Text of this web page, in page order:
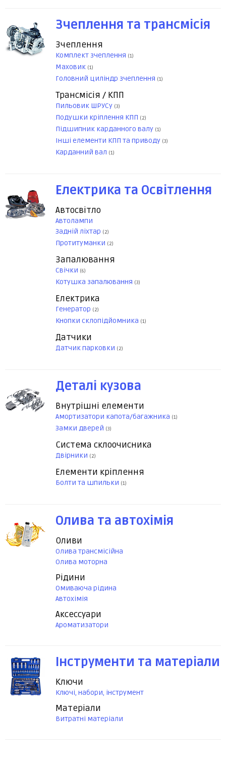
Зчеплення та трансмісія
Зчеплення
Комплект зчеплення (1)
Маховик (1)
Головний циліндр зчеплення (1)
Трансмісія / КПП
Пильовик ШРУСу (3)
Подушки кріплення КПП (2)
Підшипник карданного валу (1)
Інші елементи КПП та приводу (3)
Карданний вал (1)
Електрика та Освітлення
Автосвітло
Автолампи
Задній ліхтар (2)
Протитуманки (2)
Запалювання
Свічки (6)
Котушка запалювання (3)
Електрика
Генератор (2)
Кнопки склопідйомника (1)
Датчики
Датчик парковки (2)
Деталі кузова
Внутрішні елементи
Амортизатори капота/багажника (1)
Замки дверей (3)
Система склоочисника
Двірники (2)
Елементи кріплення
Болти та шпильки (1)
Олива та автохімія
Оливи
Олива трансмісійна
Олива моторна
Рідини
Омиваюча рідина
Автохімія
Аксессуари
Ароматизатори
Інструменти та матеріали
Ключи
Ключі, набори, інструмент
Матеріали
Витратні матеріали